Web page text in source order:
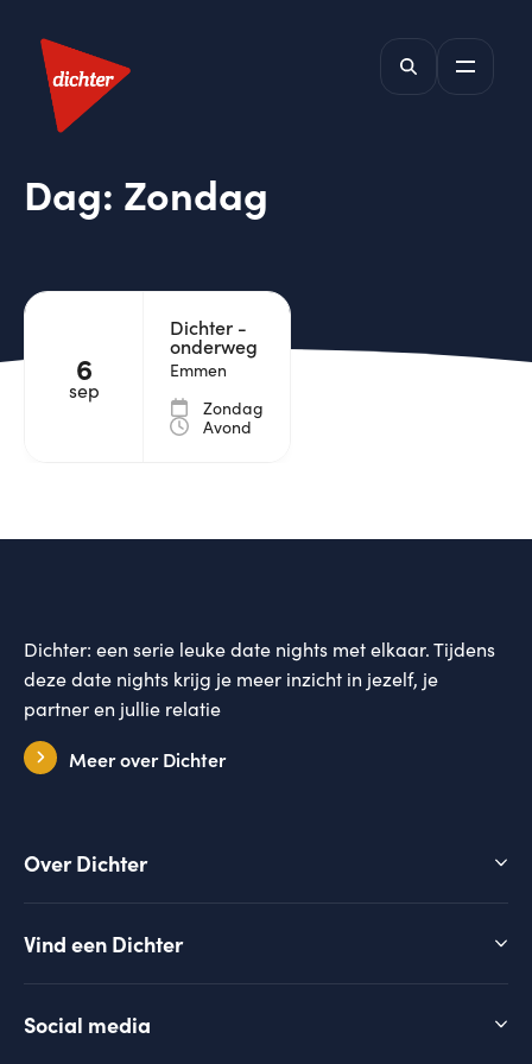
Dag: Zondag
6
sep
Dichter -
onderweg
Emmen
Zondag
Avond
Dichter: een serie leuke date nights met elkaar. Tijdens
deze date nights krijg je meer inzicht in jezelf, je
partner en jullie relatie
Meer over Dichter
Over Dichter
Vind een Dichter
Social media